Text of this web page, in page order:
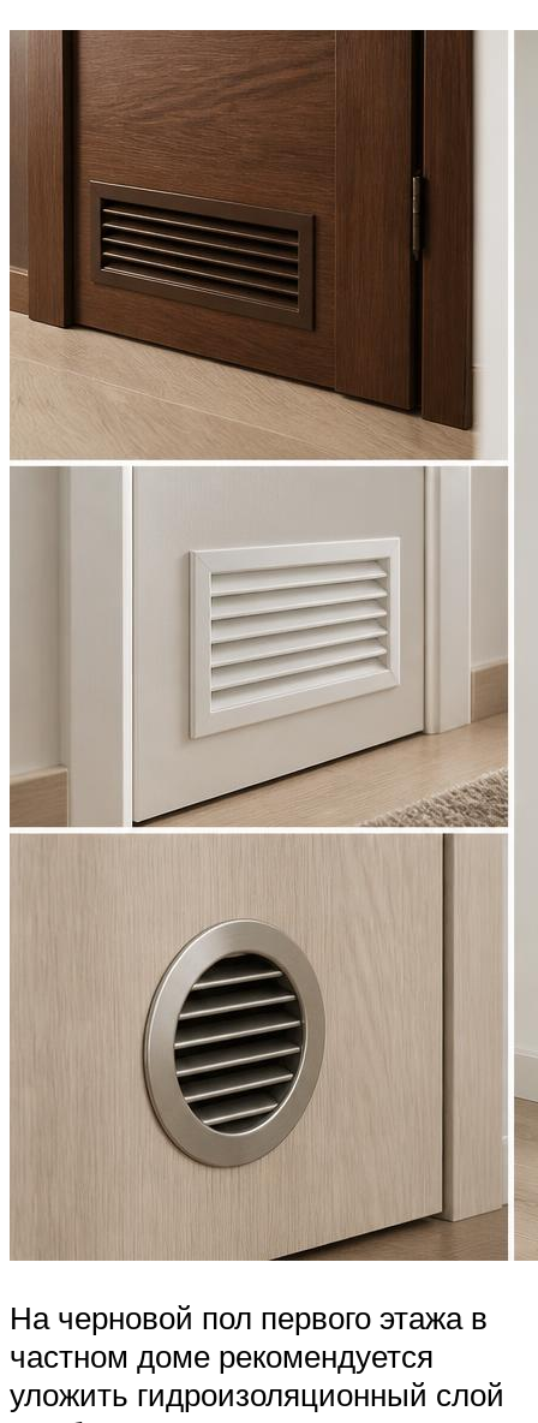
На черновой пол первого этажа в
частном доме рекомендуется
уложить гидроизоляционный слой